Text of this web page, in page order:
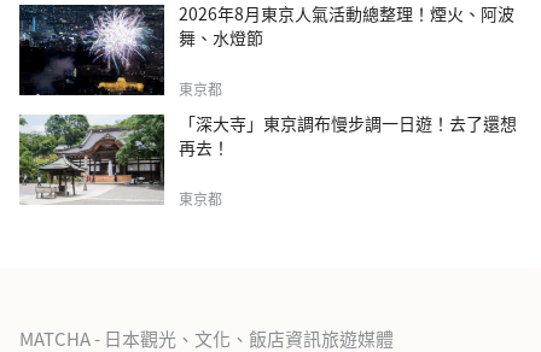
2026年8月東京人氣活動總整理！煙火、阿波
舞、水燈節
東京都
「深大寺」東京調布慢步調一日遊！去了還想
再去！
東京都
MATCHA - 日本觀光、文化、飯店資訊旅遊媒體